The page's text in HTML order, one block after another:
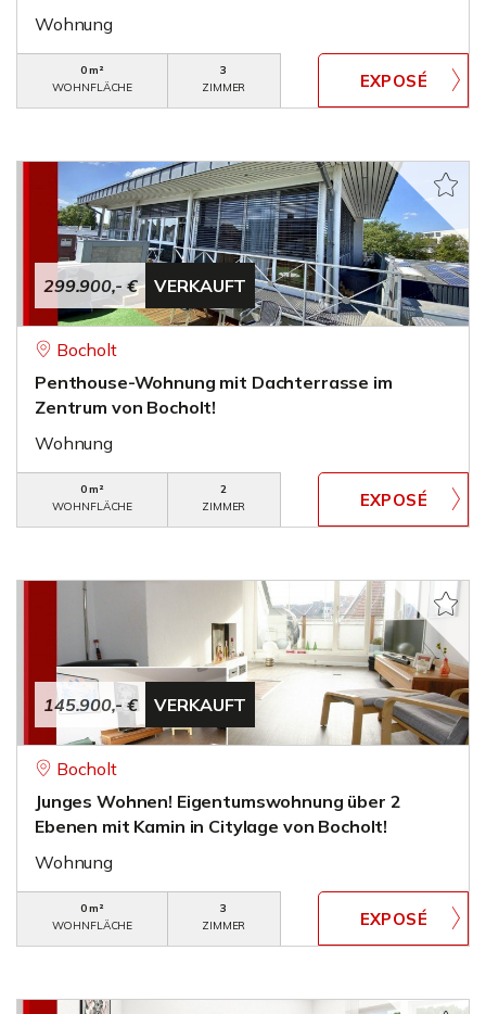
Wohnung
0 m²
WOHNFLÄCHE
3
ZIMMER
299.900,- € VERKAUFT
Bocholt
Penthouse-Wohnung mit Dachterrasse im
Zentrum von Bocholt!
Wohnung
0 m²
WOHNFLÄCHE
2
ZIMMER
145.900,- € VERKAUFT
Bocholt
Junges Wohnen! Eigentumswohnung über 2
Ebenen mit Kamin in Citylage von Bocholt!
Wohnung
0 m²
WOHNFLÄCHE
3
ZIMMER